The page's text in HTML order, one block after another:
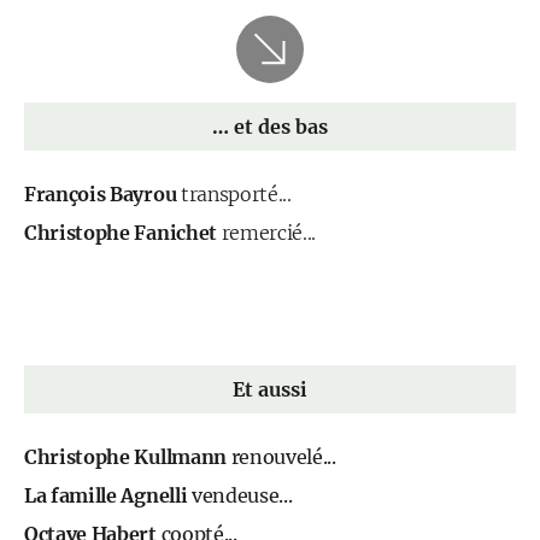
… et des bas
François Bayroutransporté...
Christophe Fanichetremercié...
Et aussi
Christophe Kullmannrenouvelé...
La famille Agnellivendeuse...
Octave Habertcoopté...